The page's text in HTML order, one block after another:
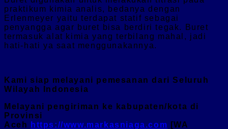
praktikum kimia analis, bedanya dengan
Erlenmeyer yaitu terdapat statif sebagai
penyangga agar buret bisa berdiri tegak. Buret
termasuk alat kimia yang terbilang mahal, jadi
hati-hati ya saat menggunakannya.
Kami siap melayani pemesanan dari Seluruh
Wilayah Indonesia
Melayani pengiriman ke kabupaten/kota di
Provinsi
Aceh
https://www.markasniaga.com [WA